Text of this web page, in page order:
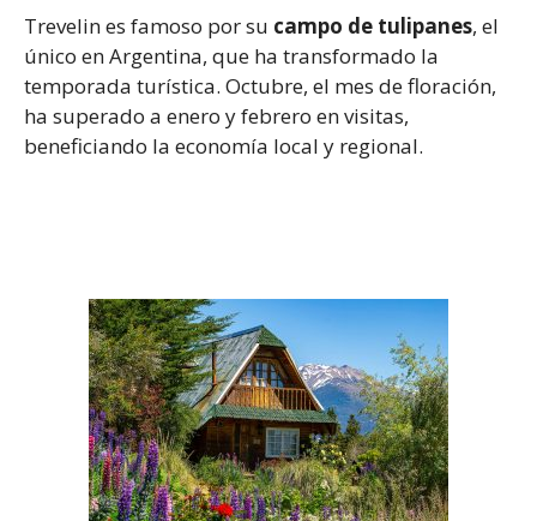
Trevelin es famoso por su campo de tulipanes, el
único en Argentina, que ha transformado la
temporada turística. Octubre, el mes de floración,
ha superado a enero y febrero en visitas,
beneficiando la economía local y regional.